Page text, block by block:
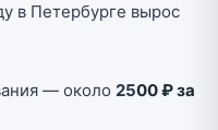
в Петербурге вырос
— около 2500 ₽ за